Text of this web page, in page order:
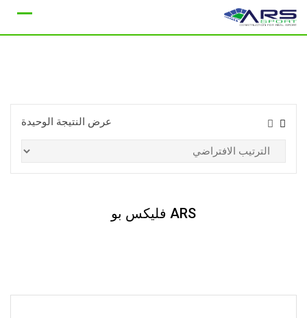
Skip
عرض النتيجة الوحيدة
ARS فليكس بو